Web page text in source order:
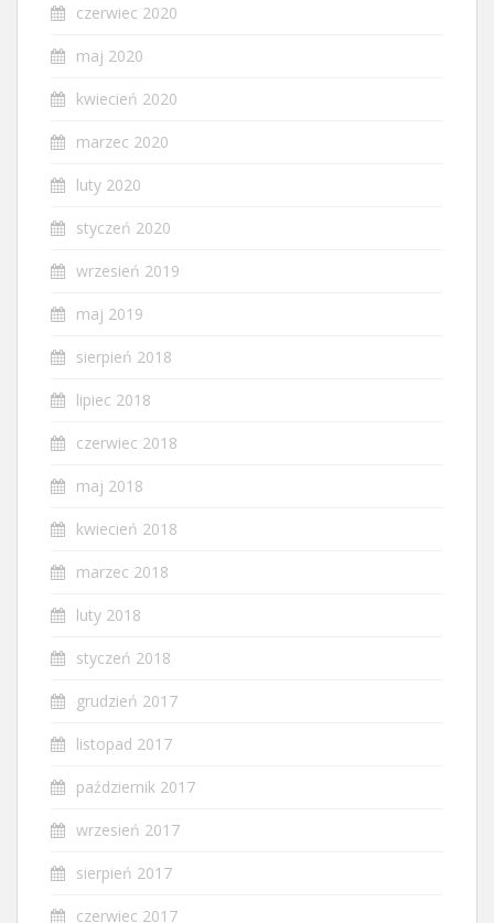
czerwiec 2020
maj 2020
kwiecień 2020
marzec 2020
luty 2020
styczeń 2020
wrzesień 2019
maj 2019
sierpień 2018
lipiec 2018
czerwiec 2018
maj 2018
kwiecień 2018
marzec 2018
luty 2018
styczeń 2018
grudzień 2017
listopad 2017
październik 2017
wrzesień 2017
sierpień 2017
czerwiec 2017